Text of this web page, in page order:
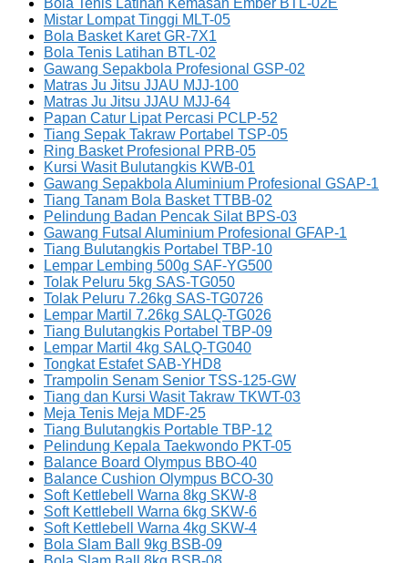
Bola Tenis Latihan Kemasan Ember BTL-02E
Mistar Lompat Tinggi MLT-05
Bola Basket Karet GR-7X1
Bola Tenis Latihan BTL-02
Gawang Sepakbola Profesional GSP-02
Matras Ju Jitsu JJAU MJJ-100
Matras Ju Jitsu JJAU MJJ-64
Papan Catur Lipat Percasi PCLP-52
Tiang Sepak Takraw Portabel TSP-05
Ring Basket Profesional PRB-05
Kursi Wasit Bulutangkis KWB-01
Gawang Sepakbola Aluminium Profesional GSAP-1
Tiang Tanam Bola Basket TTBB-02
Pelindung Badan Pencak Silat BPS-03
Gawang Futsal Aluminium Profesional GFAP-1
Tiang Bulutangkis Portabel TBP-10
Lempar Lembing 500g SAF-YG500
Tolak Peluru 5kg SAS-TG050
Tolak Peluru 7.26kg SAS-TG0726
Lempar Martil 7.26kg SALQ-TG026
Tiang Bulutangkis Portabel TBP-09
Lempar Martil 4kg SALQ-TG040
Tongkat Estafet SAB-YHD8
Trampolin Senam Senior TSS-125-GW
Tiang dan Kursi Wasit Takraw TKWT-03
Meja Tenis Meja MDF-25
Tiang Bulutangkis Portable TBP-12
Pelindung Kepala Taekwondo PKT-05
Balance Board Olympus BBO-40
Balance Cushion Olympus BCO-30
Soft Kettlebell Warna 8kg SKW-8
Soft Kettlebell Warna 6kg SKW-6
Soft Kettlebell Warna 4kg SKW-4
Bola Slam Ball 9kg BSB-09